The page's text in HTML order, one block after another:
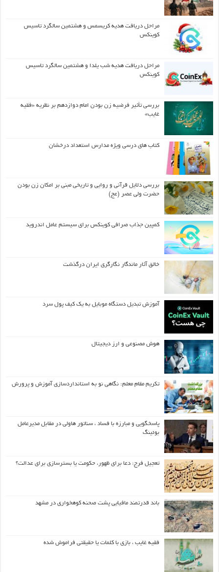
مراحل دریافت هدیه کریسمس و هشتمین سالگرد تاسیس
کوینکس
مراحل دریافت هدیه شب یلدا و هشتمین سالگرد تاسیس
کوینکس
بررسی تأثیر فرضیه زن بودن امام دوازدهم بر نظریه «فقیه
غایب»
کتاب های درسی ویژه مدارس استعداد درخشان
بررسی دلایل قرآنی و روایی و تاریخی مبنی بر امکان زن بودن
حضرت ولی عصر (عج)
کمپین جذاب صرافی کوینکس برای سیستم عامل اندروید
خالق آثار ماندگار نگارگری ایران درگذشت
آموزش تبدیل دستگاه موبایل به یک کیف‌ پول سرد
هوش مصنوعی و ارز دیجیتال
تکریم مقام معلم: نگاهی نو به استانداردسازی آموزش و پرورش
پاسخگویی و مبارزه با فساد ، سناتور هاولی در مقابل مدیرعامل
بوئینگ
تعجیل فرج: دعا برای ظهور، حکومت یا بسترسازی برای عدالت؟
باند قدرتمند مافیایی پشت صحنه کوهخواری در مشهد
فقیه غایب ، بازی با کلمات یا حقیقتی فراموش شده